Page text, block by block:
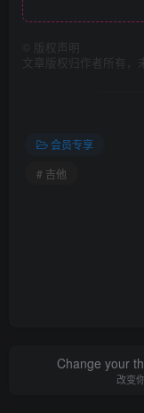
版权声明
文章版权归作者所有，
会员专享
# 吉他
Change your
改变